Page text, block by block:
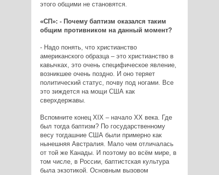
этого общими не становятся.
«СП»: - Почему баптизм оказался таким
общим противником на данный момент?
- Надо понять, что христианство
американского образца – это христианство в
кавычках, это очень специфическое явление,
возникшее очень поздно. И оно теряет
политический статус, почву под ногами. Все
это зиждется на мощи США как
сверхдержавы.
Вспомните конец XIX – начало ХХ века. Где
был тогда баптизм? По государственному
весу тогдашние США были примерно как
нынешняя Австралия. Мало чем отличалась
от той же Канады. И поэтому во всём мире, в
том числе, в России, баптистская культура
была экзотикой. Основным вызовом